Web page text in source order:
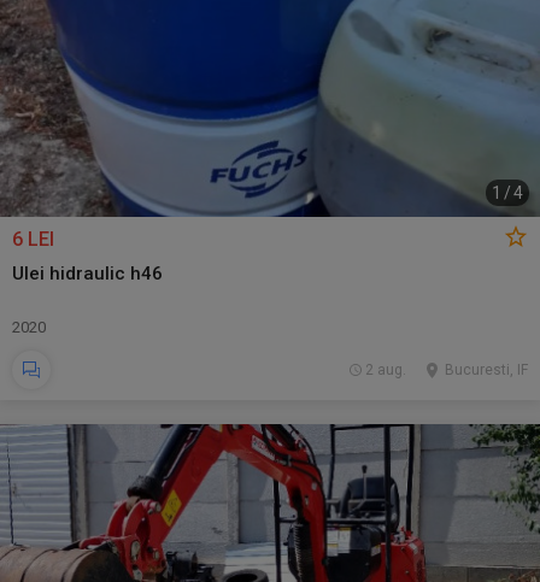
1 /4
6 LEI
Ulei hidraulic h46
2020
Bucuresti, IF
2 aug.